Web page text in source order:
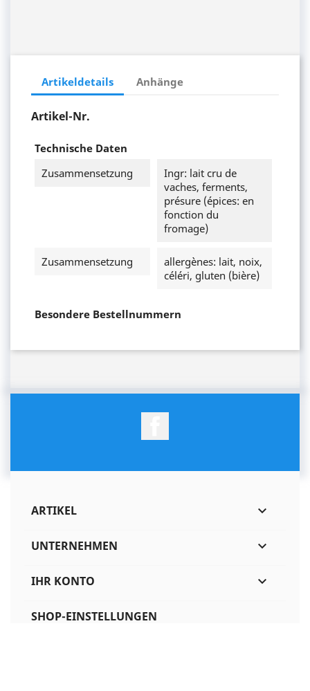
Artikeldetails Anhänge
Artikel-Nr.
Technische Daten
Zusammensetzung
Ingr: lait cru de
vaches, ferments,
présure (épices: en
fonction du
fromage)
Zusammensetzung
allergènes: lait, noix,
céléri, gluten (bière)
Besondere Bestellnummern
ARTIKEL 
UNTERNEHMEN 
IHR KONTO 
SHOP-EINSTELLUNGEN